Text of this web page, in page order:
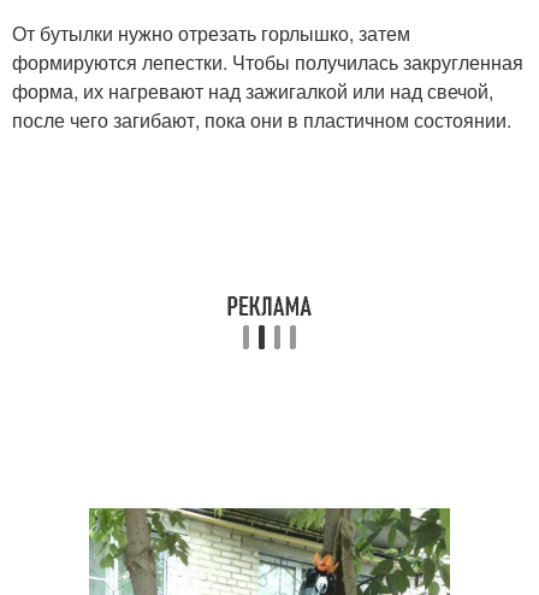
От бутылки нужно отрезать горлышко, затем
формируются лепестки. Чтобы получилась закругленная
форма, их нагревают над зажигалкой или над свечой,
после чего загибают, пока они в пластичном состоянии.